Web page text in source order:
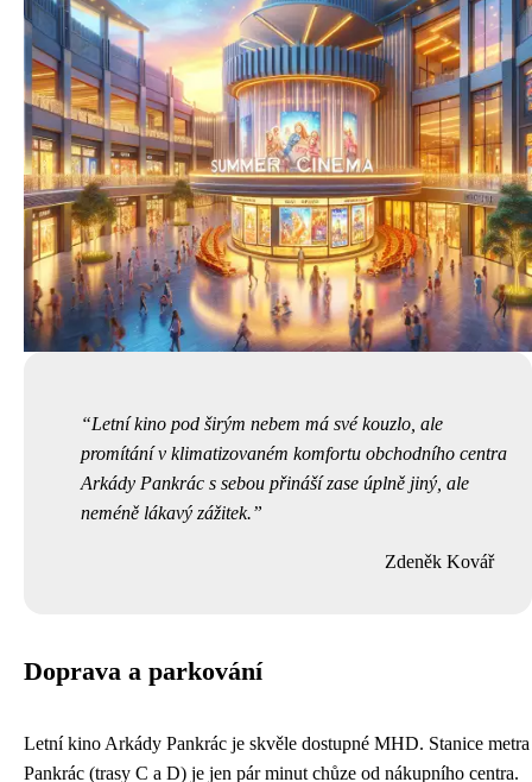
Letní kino pod širým nebem má své kouzlo, ale
promítání v klimatizovaném komfortu obchodního centra
Arkády Pankrác s sebou přináší zase úplně jiný, ale
neméně lákavý zážitek.
Zdeněk Kovář
Doprava a parkování
Letní kino Arkády Pankrác je skvěle dostupné MHD. Stanice metra
Pankrác (trasy C a D) je jen pár minut chůze od nákupního centra.